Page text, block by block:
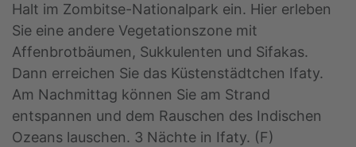
Halt im Zombitse-Nationalpark ein. Hier erleben
Sie eine andere Vegetationszone mit
Affenbrotbäumen, Sukkulenten und Sifakas.
Dann erreichen Sie das Küstenstädtchen Ifaty.
Am Nachmittag können Sie am Strand
entspannen und dem Rauschen des Indischen
Ozeans lauschen. 3 Nächte in Ifaty. (F)